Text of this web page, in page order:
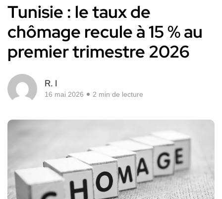
Tunisie : le taux de
chômage recule à 15 % au
premier trimestre 2026
R. I
16 mai 2026 2 min de lecture